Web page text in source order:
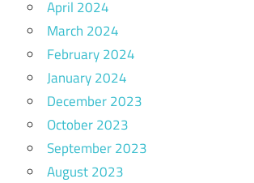
April 2024
March 2024
February 2024
January 2024
December 2023
October 2023
September 2023
August 2023